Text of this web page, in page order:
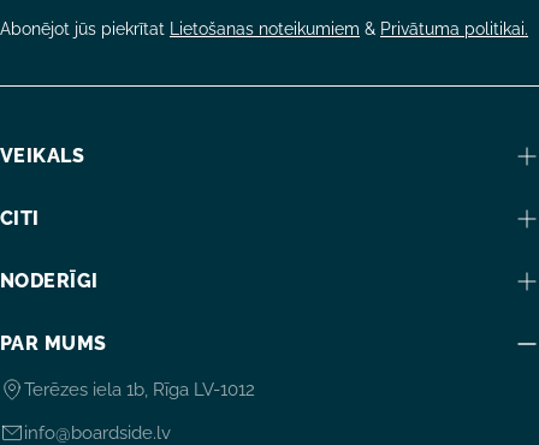
Abonējot jūs piekrītat Lietošanas noteikumiem & Privātuma politikai.
VEIKALS
CITI
NODERĪGI
PAR MUMS
Terēzes iela 1b, Rīga LV-1012
info@boardside.lv